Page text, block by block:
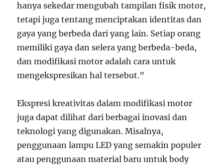
hanya sekedar mengubah tampilan fisik motor,
tetapi juga tentang menciptakan identitas dan
gaya yang berbeda dari yang lain. Setiap orang
memiliki gaya dan selera yang berbeda-beda,
dan modifikasi motor adalah cara untuk
mengekspresikan hal tersebut.”
Ekspresi kreativitas dalam modifikasi motor
juga dapat dilihat dari berbagai inovasi dan
teknologi yang digunakan. Misalnya,
penggunaan lampu LED yang semakin populer
atau penggunaan material baru untuk body